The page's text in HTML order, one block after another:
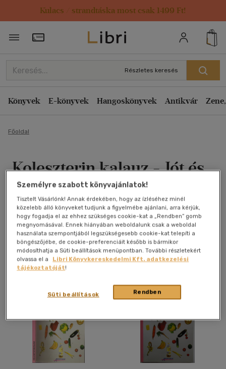
Kulacs / strandtáska most csak 1499 Ft!
Törzsvásárlói Kártya adatai
Részletes keresés
Könyvek E-könyvek Hangoskönyvek Antikvár
Főoldal
Koleszterin kalauz - Jót és
egészségesen! (80 recept)
Miben mennyi van?
dr.Bíró György (szerk.)
Antikvár könyv (4db)
Személyre szabott könyvajánlatok!
Tisztelt Vásárlónk! Annak érdekében, hogy az ízléséhez minél
közelebb álló könyveket tudjunk a figyelmébe ajánlani, arra kérjük,
hogy fogadja el az ehhez szükséges cookie-kat a „Rendben” gomb
megnyomásával. Ennek hiányában weboldalunk csak a weboldal
használata szempontjából legszükségesebb cookie-kat telepíti a
böngészőjébe, de cookie-preferenciáit később is bármikor
módosíthatja a Süti beállítások menüpontban. További részletekért
olvassa el a
Libri Könyvkereskedelmi Kft. adatkezelési
tájékoztatóját!
Rendben
Süti beállítások